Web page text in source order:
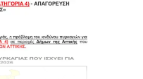
χαρακτηριστικά,